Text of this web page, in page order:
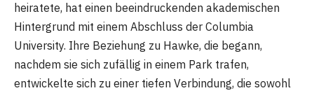
heiratete, hat einen beeindruckenden akademischen
Hintergrund mit einem Abschluss der Columbia
University. Ihre Beziehung zu Hawke, die begann,
nachdem sie sich zufällig in einem Park trafen,
entwickelte sich zu einer tiefen Verbindung, die sowohl